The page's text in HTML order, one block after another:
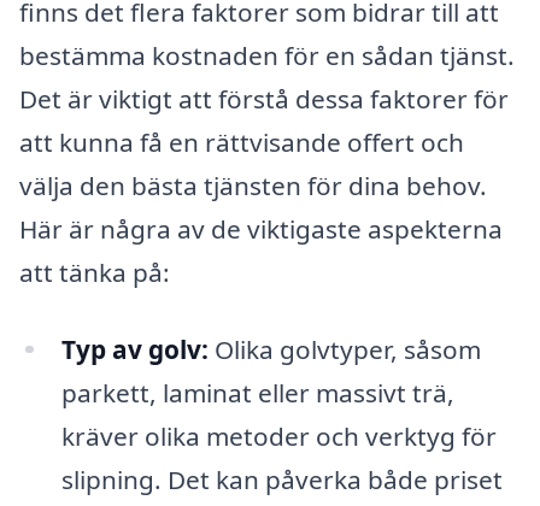
finns det flera faktorer som bidrar till att
bestämma kostnaden för en sådan tjänst.
Det är viktigt att förstå dessa faktorer för
att kunna få en rättvisande offert och
välja den bästa tjänsten för dina behov.
Här är några av de viktigaste aspekterna
att tänka på:
Typ av golv: Olika golvtyper, såsom
parkett, laminat eller massivt trä,
kräver olika metoder och verktyg för
slipning. Det kan påverka både priset